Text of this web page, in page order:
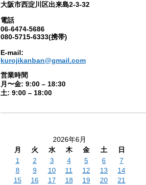
大阪市西淀川区出来島2-3-32
電話
06-6474-5686
080-5715-6333(携帯)
E-mail:
kurojikanban@gmail.com
営業時間
月〜金: 9:00 – 18:30
土: 9:00 – 18:00
2026年6月
月
火 水 木 金 土
日
1
2 3 4 5 6
7
8
9 10 11 12 13
14
15
16 17 18 19 20
21